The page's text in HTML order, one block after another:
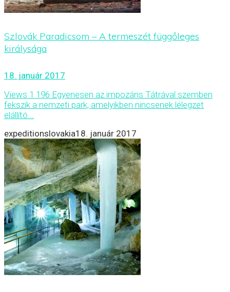
Szlovák Paradicsom – A termeszét függőleges
királysága
18. január 2017
Views 1 196 Egyenesen az impozáns Tátrával szemben
fekszik a nemzeti park, amelyikben nincsenek lélegzet
elállító...
expeditionslovakia18. január 2017